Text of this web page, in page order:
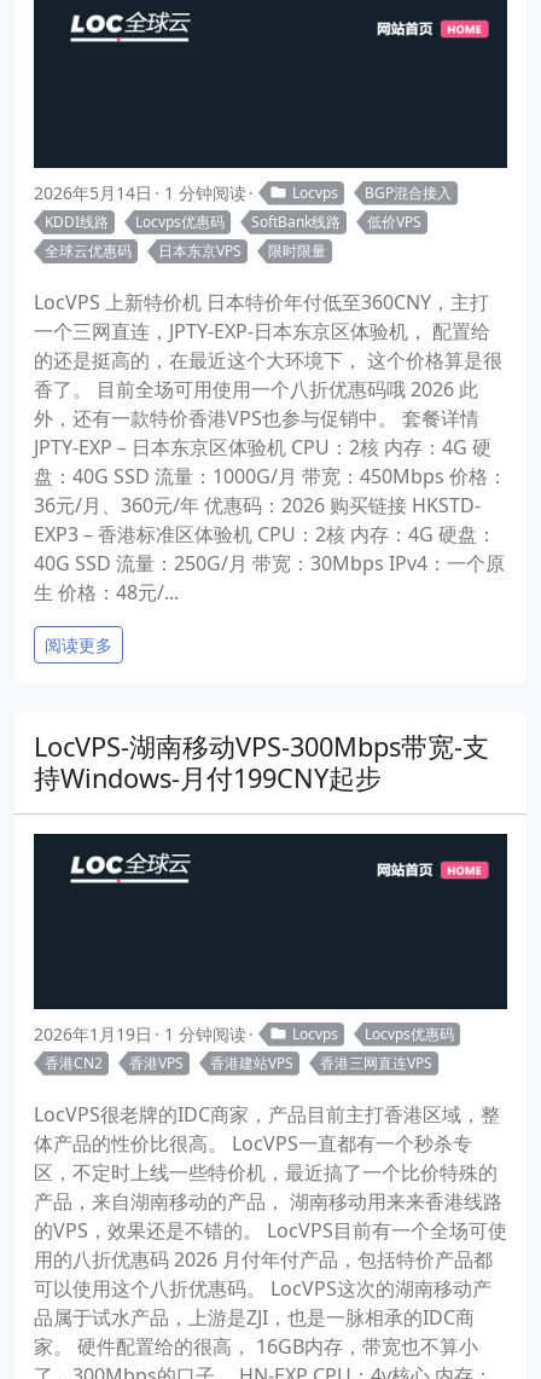
2026年5月14日 1 分钟阅读 Locvps
BGP混合接入
KDDI线路
Locvps优惠码 SoftBank线路
低价VPS
全球云优惠码
日本东京VPS 限时限量
LocVPS 上新特价机 日本特价年付低至360CNY，主打
一个三网直连，JPTY-EXP-日本东京区体验机， 配置给
的还是挺高的，在最近这个大环境下， 这个价格算是很
香了。 目前全场可用使用一个八折优惠码哦 2026 此
外，还有一款特价香港VPS也参与促销中。 套餐详情
JPTY-EXP – 日本东京区体验机 CPU：2核 内存：4G 硬
盘：40G SSD 流量：1000G/月 带宽：450Mbps 价格：
36元/月、360元/年 优惠码：2026 购买链接 HKSTD-
EXP3 – 香港标准区体验机 CPU：2核 内存：4G 硬盘：
40G SSD 流量：250G/月 带宽：30Mbps IPv4：一个原
生 价格：48元/...
阅读更多
LocVPS-湖南移动VPS-300Mbps带宽-支
持Windows-月付199CNY起步
2026年1月19日 1 分钟阅读 Locvps
Locvps优惠码
香港CN2
香港VPS 香港建站VPS 香港三网直连VPS
LocVPS很老牌的IDC商家，产品目前主打香港区域，整
体产品的性价比很高。 LocVPS一直都有一个秒杀专
区，不定时上线一些特价机，最近搞了一个比价特殊的
产品，来自湖南移动的产品， 湖南移动用来来香港线路
的VPS，效果还是不错的。 LocVPS目前有一个全场可使
用的八折优惠码 2026 月付年付产品，包括特价产品都
可以使用这个八折优惠码。 LocVPS这次的湖南移动产
品属于试水产品，上游是ZJI，也是一脉相承的IDC商
家。 硬件配置给的很高， 16GB内存，带宽也不算小